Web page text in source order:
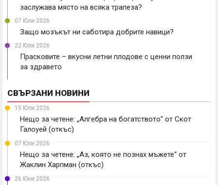
заслужава място на всяка трапеза?
07 Юли 2026
Защо мозъкът ни саботира добрите навици?
22 Юли 2026
Прасковите – вкусни летни плодове с ценни ползи
за здравето
СВЪРЗАНИ НОВИНИ
15 Юли 2026
Нещо за четене: „Алгебра на богатството“ от Скот
Галоуей (откъс)
07 Юли 2026
Нещо за четене: „Аз, която не познах мъжете“ от
Жаклин Харпман (откъс)
26 Юни 2026